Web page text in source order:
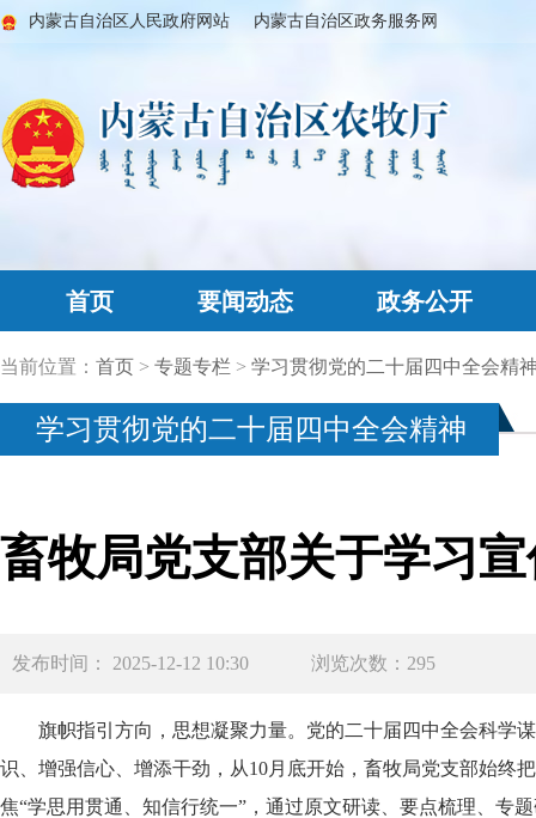
内蒙古自治区人民政府网站 内蒙古自治区政务服务网
首页 要闻动态 政务公开
当前位置： 首页 > 专题专栏 > 学习贯彻党的二十届四中全会精
学习贯彻党的二十届四中全会精神
畜牧局党支部关于学习
发布时间： 2025-12-12 10:30 浏览次数：295
旗帜指引方向，思想凝聚力量。党的二十届四中全会科学
识、增强信心、增添干劲，从10月底开始，畜牧局党支部始终
焦“学思用贯通、知信行统一”，通过原文研读、要点梳理、专